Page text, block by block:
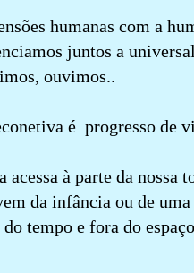
humanas com a
juntos a
ouvimos..
é progresso de
acessa à parte da nossa
da infância ou de
tempo e fora do